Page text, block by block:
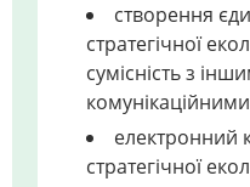
створення
стратегічної
сумісність з
електронний
стратегічної